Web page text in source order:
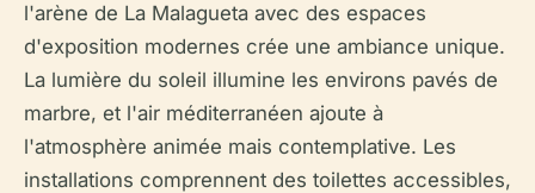
l'arène de La Malagueta avec des espaces
d'exposition modernes crée une ambiance unique.
La lumière du soleil illumine les environs pavés de
marbre, et l'air méditerranéen ajoute à
l'atmosphère animée mais contemplative. Les
installations comprennent des toilettes accessibles,